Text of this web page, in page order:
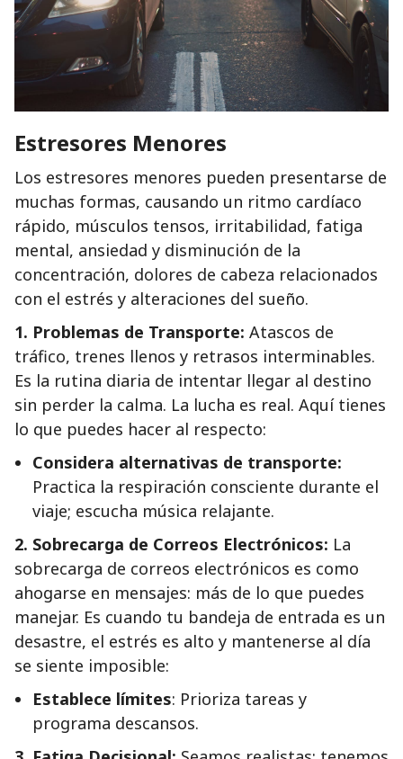
Estresores Menores
Los estresores menores pueden presentarse de
muchas formas, causando un ritmo cardíaco
rápido, músculos tensos, irritabilidad, fatiga
mental, ansiedad y disminución de la
concentración, dolores de cabeza relacionados
con el estrés y alteraciones del sueño.
1. Problemas de Transporte: Atascos de
tráfico, trenes llenos y retrasos interminables.
Es la rutina diaria de intentar llegar al destino
sin perder la calma. La lucha es real. Aquí tienes
lo que puedes hacer al respecto:
Considera alternativas de transporte:
Practica la respiración consciente durante el
viaje; escucha música relajante.
2. Sobrecarga de Correos Electrónicos: La
sobrecarga de correos electrónicos es como
ahogarse en mensajes: más de lo que puedes
manejar. Es cuando tu bandeja de entrada es un
desastre, el estrés es alto y mantenerse al día
se siente imposible:
Establece límites: Prioriza tareas y
programa descansos.